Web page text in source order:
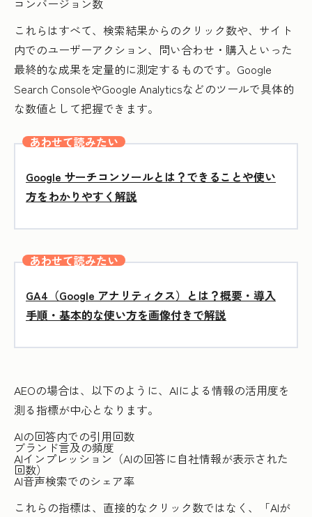
コンバージョン数
これらはすべて、検索結果からのクリック数や、サイト
内でのユーザーアクション、問い合わせ・購入といった
最終的な成果を定量的に測定するものです。Google
Search ConsoleやGoogle Analyticsなどのツールで具体的
な数値として把握できます。
あわせて読みたい
Google サーチコンソールとは？できることや使い
方をわかりやすく解説
あわせて読みたい
GA4（Google アナリティクス）とは？概要・導入
手順・基本的な使い方を画像付きで解説
AEOの場合は、以下のように、AIによる情報の活用度を
測る指標が中心となります。
AIの回答内での引用回数
ブランド言及の頻度
AIインプレッション（AIの回答に自社情報が表示された
回数）
AI音声検索でのシェア率
これらの指標は、直接的なクリック数ではなく、「AIが